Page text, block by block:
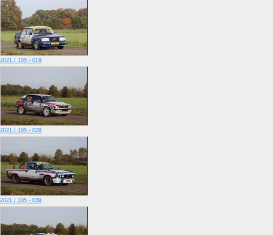
2021 / 105 - 019
2021 / 105 - 029
2021 / 105 - 039